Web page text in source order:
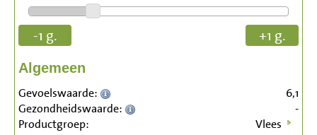
-1 g. +1 g.
Algemeen
Gevoelswaarde:
6,1
Gezondheidswaarde:
-
Productgroep:
Vlees